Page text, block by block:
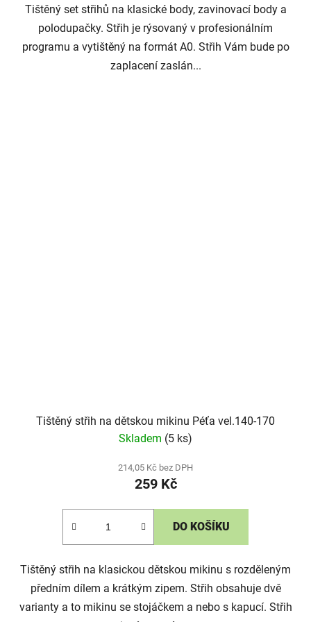
Tištěný set střihů na klasické body, zavinovací body a
polodupačky. Střih je rýsovaný v profesionálním
programu a vytištěný na formát A0. Střih Vám bude po
zaplacení zaslán...
Tištěný střih na dětskou mikinu Péťa vel.140-170
Skladem (5 ks)
214,05 Kč bez DPH
259 Kč
DO KOŠÍKU
Tištěný střih na klasickou dětskou mikinu s rozděleným
předním dílem a krátkým zipem. Střih obsahuje dvě
varianty a to mikinu se stojáčkem a nebo s kapucí. Střih